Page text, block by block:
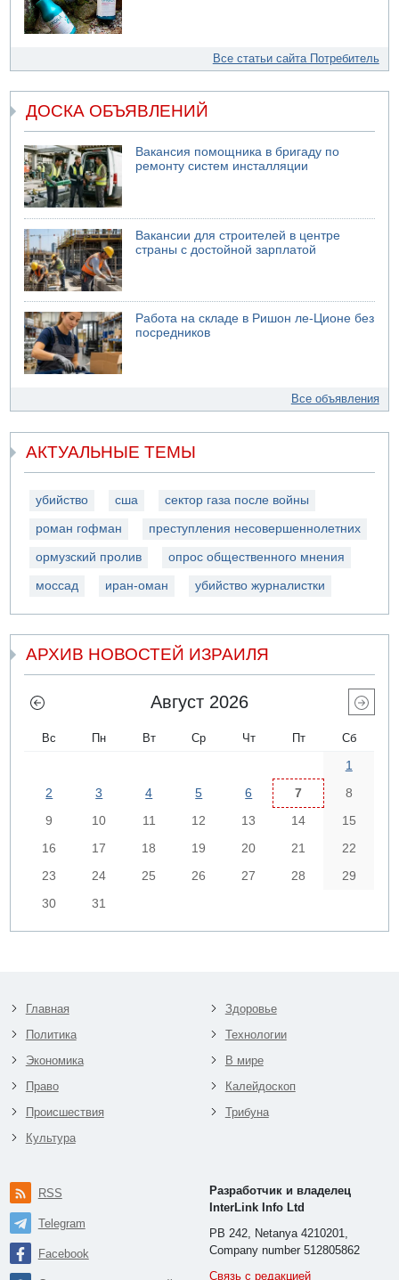
Все статьи сайта Потребитель
ДОСКА ОБЪЯВЛЕНИЙ
Вакансия помощника в бригаду по
ремонту систем инсталляции
Вакансии для строителей в центре
страны с достойной зарплатой
Работа на складе в Ришон ле-Ционе без
посредников
Все объявления
АКТУАЛЬНЫЕ ТЕМЫ
убийство сша сектор газа после войны
роман гофман преступления несовершеннолетних
ормузский пролив опрос общественного мнения
моссад иран-оман убийство журналистки
АРХИВ НОВОСТЕЙ ИЗРАИЛЯ
Август 2026
Вс Пн Вт Ср Чт Пт Сб
1
2
3 4 5 6 7
8
9
10 11 12 13 14
15
16
17 18 19 20 21
22
23
24 25 26 27 28
29
30
31
Главная
Политика
Экономика
Право
Происшествия
Культура
Здоровье
Технологии
В мире
Калейдоскоп
Трибуна
RSS
Telegram
Facebook
Разработчик и владелец
InterLink Info Ltd
PB 242, Netanya 4210201,
Company number 512805862
Связь с редакцией